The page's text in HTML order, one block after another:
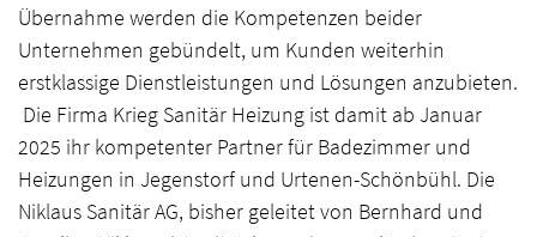
Übernahme werden die Kompetenzen beider
Unternehmen gebündelt, um Kunden weiterhin
erstklassige Dienstleistungen und Lösungen anzubieten.
Die Firma Krieg Sanitär Heizung ist damit ab Januar
2025 ihr kompetenter Partner für Badezimmer und
Heizungen in Jegenstorf und Urtenen-Schönbühl. Die
Niklaus Sanitär AG, bisher geleitet von Bernhard und